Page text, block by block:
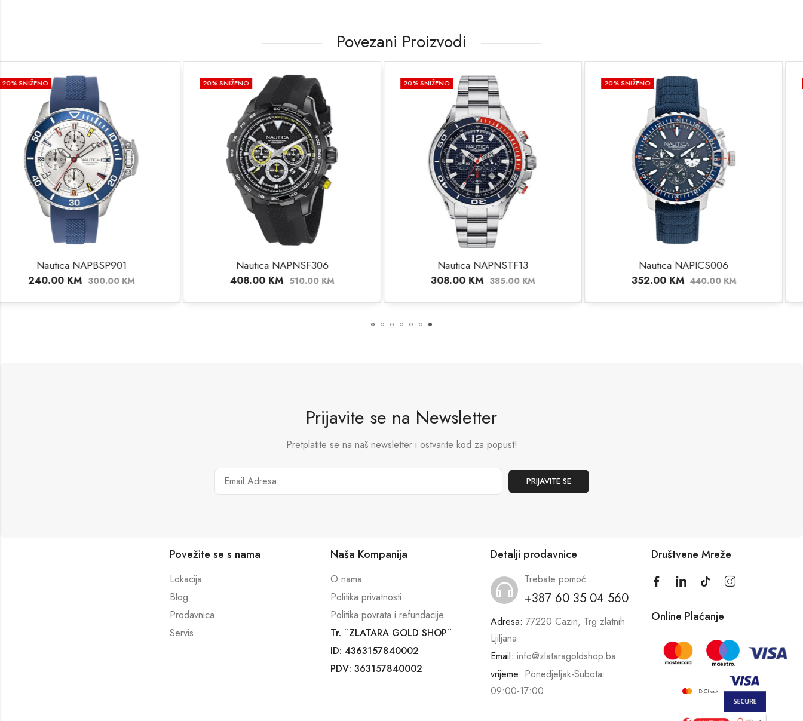
Povezani Proizvodi
20% SNIŽENO
Nautica NAPNSF306
408.00KM 510.00
20% SNIŽENO
Nautica NAPNSTF13
308.00KM 385.00
20% SNIŽENO
Nautica NAPICS006
352.00KM 440.00
20% SNIŽENO
Nautica NAPBSF406
453.00KM 566.00
Prijavite se na Newsletter
Pretplatite se na naš newsletter i ostvarite kod za popust!
Povežite se s nama
Lokacija
Blog
Prodavnica
Servis
Naša Kompanija
O nama
Politika privatnosti
Politika povrata i refundacije
Tr. ¨ZLATARA GOLD SHOP¨
ID: 4363157840002
PDV: 363157840002
Detalji prodavnice
Trebate pomoć
+387 60 35 04 560
Adresa: 77220 Cazin, Trg zlatnih
Ljiljana
Email: info@zlataragoldshop.ba
vrijeme: Ponedjeljak-Subota:
09:00-17:00
Društvene Mreže
Online Plaćanje